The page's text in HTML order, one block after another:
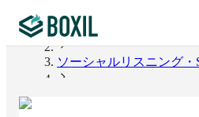
カテゴリから探す
BOXIL
ソーシャルリスニング